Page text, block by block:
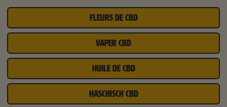
FLEURS DE CBD
VAPER CBD
HUILE DE CBD
HASCHISCH CBD